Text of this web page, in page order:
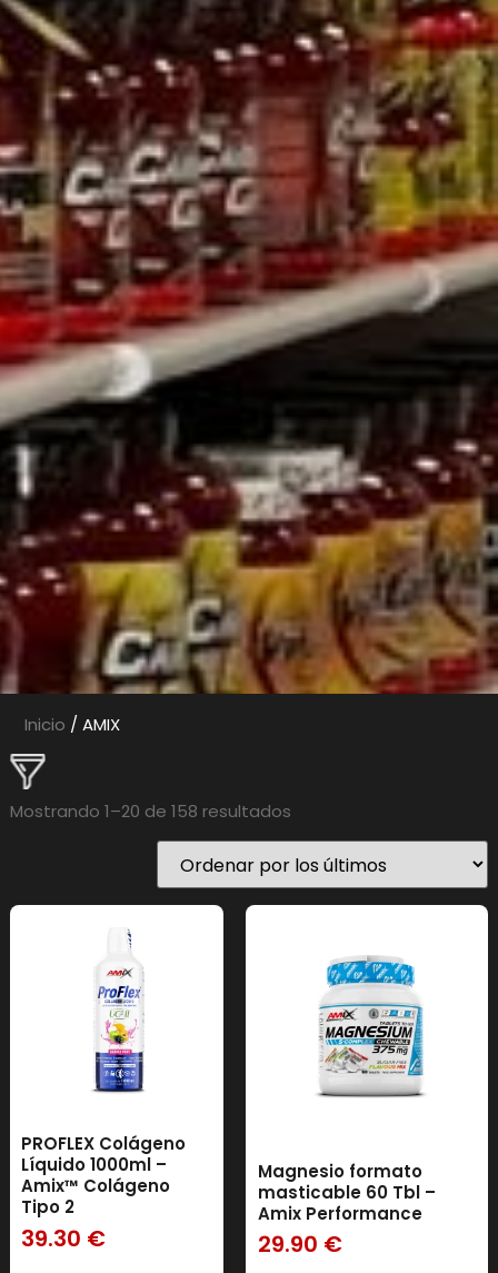
Inicio / AMIX
Precio
—437 €
En stock
En oferta
226ERS(0)
AMIX(158)
BAVARIAN ELITE
BIG(0)
IO GENIX(0)
SERVIVITA
Mostrando 1–20 de 158 resultados
PROFLEX Colágeno
Líquido 1000ml –
Amix™ Colágeno
Tipo 2
39.30 €
Magnesio formato
masticable 60 Tbl –
Amix Performance
29.90 €